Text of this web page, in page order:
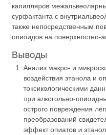
капилляров
сурфактанта с
также непосредственным
опиоидов на поверхностно-
Выводы
Анализ макро- и
воздействия этанола и
токсикологическими
при алкогольно-
острого повреждения
преобразований
эффект опиатов и